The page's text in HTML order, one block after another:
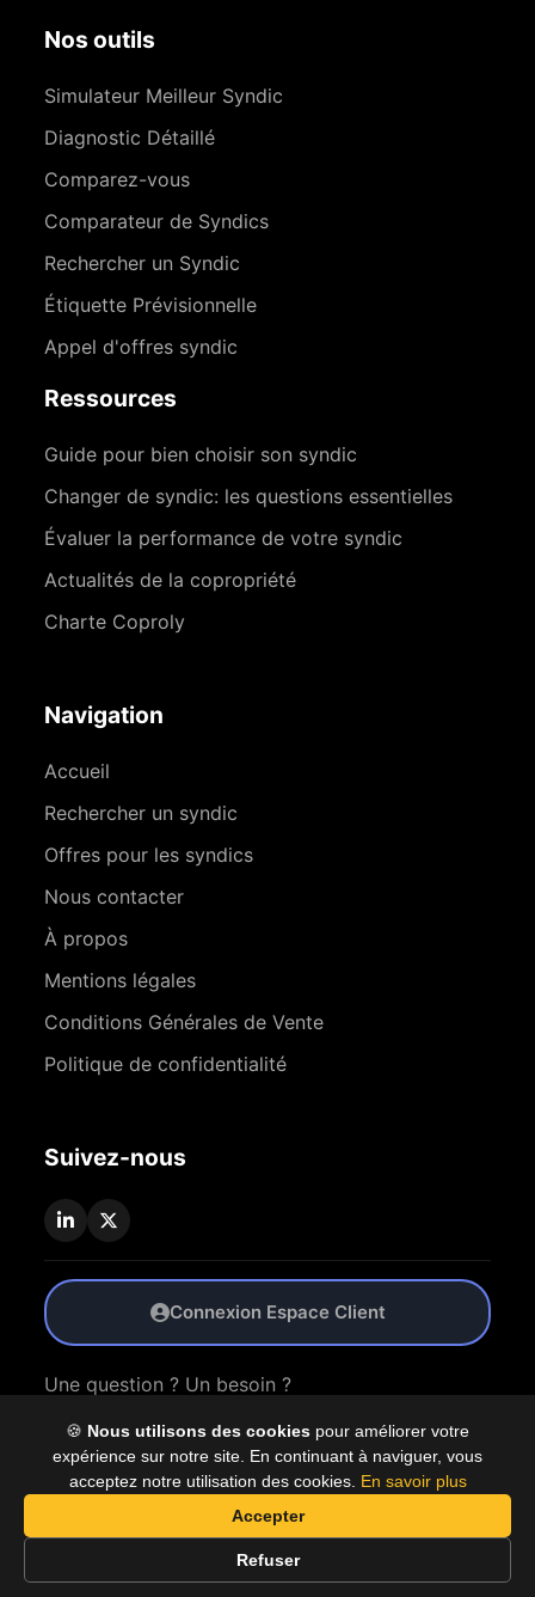
🍪 Nous utilisons des cookies pour améliorer votre
expérience sur notre site. En continuant à naviguer, vous
acceptez notre utilisation des cookies. En savoir plus
Accepter
Refuser
Nos outils
Simulateur Meilleur Syndic
Diagnostic Détaillé
Comparez-vous
Comparateur de Syndics
Rechercher un Syndic
Étiquette Prévisionnelle
Appel d'offres syndic
Ressources
Guide pour bien choisir son syndic
Changer de syndic: les questions essentielles
Évaluer la performance de votre syndic
Actualités de la copropriété
Charte Coproly
Navigation
Accueil
Rechercher un syndic
Offres pour les syndics
Nous contacter
À propos
Mentions légales
Conditions Générales de Vente
Politique de confidentialité
Suivez-nous
Connexion Espace Client
Une question ? Un besoin ?
Nous Contacter
© 2026 Coproly. Tous droits réservés.